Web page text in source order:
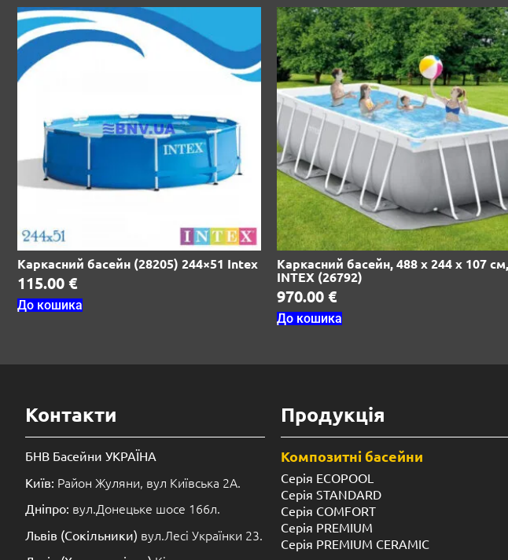
Каркасний басейн (28205) 244×51 Intex
115.00 €
До кошика
Каркасний басейн, 488 х 244 х 107 см,
INTEX (26792)
970.00 €
До кошика
Контакти
БНВ Басейни УКРАЇНА
Київ: Район Жуляни, вул Київська 2А.
Дніпро: вул.Донецьке шосе 166л.
Львів (Сокільники) вул.Лесі Українки 23.
Продукція
Композитні басейни
Серія ECOPOOL
Серія STANDARD
Серія COMFORT
Серія PREMIUM
Серія PREMIUM CERAMIC